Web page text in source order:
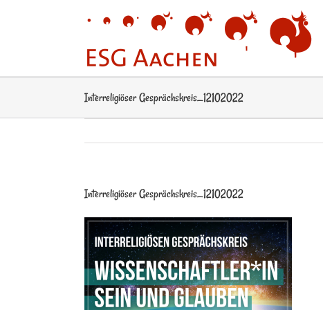
Interreligiöser Gesprächskreis_12102022
Interreligiöser Gesprächskreis_12102022